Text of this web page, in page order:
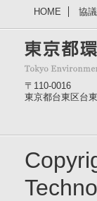
HOME 協
〒110-0016
東京都台東区台